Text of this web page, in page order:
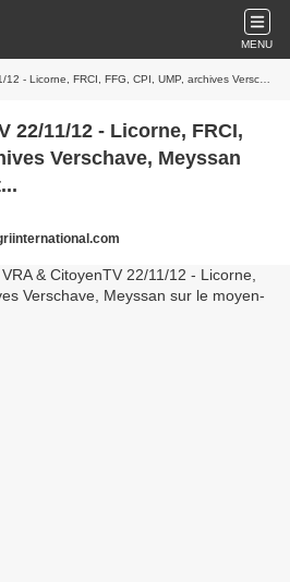
MENU
FFG, CPI, UMP, archives Verschave, Meyssan sur le moyen-orient...
22/11/12 - Licorne, FRCI,
Verschave, Meyssan